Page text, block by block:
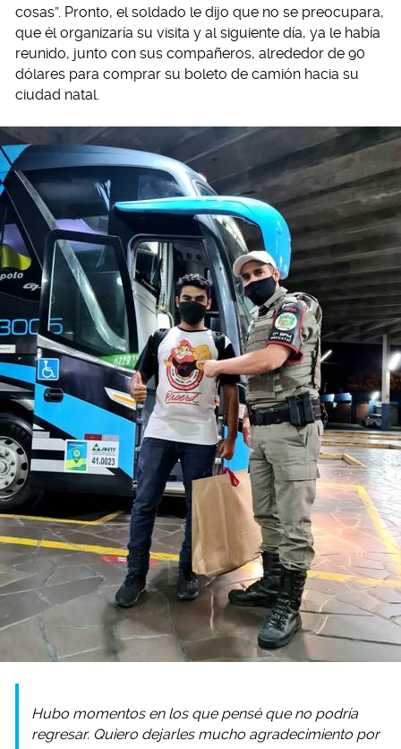
cosas”. Pronto, el soldado le dijo que no se preocupara,
que él organizaría su visita y al siguiente día, ya le había
reunido, junto con sus compañeros, alrededor de 90
dólares para comprar su boleto de camión hacia su
ciudad natal.
Hubo momentos en los que pensé que no podría
regresar. Quiero dejarles mucho agradecimiento por